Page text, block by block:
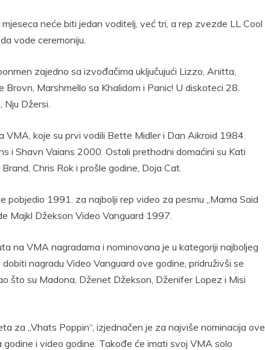
neće biti jedan voditelj, već tri, a rep zvezde LL Cool
vode ceremoniju.
zajedno sa izvođačima uključujući Lizzo, Anitta,
Brovn, Marshmello sa Khalidom i Panic! U diskoteci 28.
Džersi.
VMA, koje su prvi vodili Bette Midler i Dan Aikroid 1984.
i Shavn Vaians 2000. Ostali prethodni domaćini su Kati
Chris Rok i prošle godine, Doja Cat.
pobjedio 1991. za najbolji rep video za pesmu „Mama Said
Majkl Džekson Video Vanguard 1997.
na VMA nagradama i nominovana je u kategoriji najboljeg
nagradu Video Vanguard ove godine, pridruživši se
što su Madona, Dženet Džekson, Dženifer Lopez i Misi
za „Vhats Poppin“, izjednačen je za najviše nominacija ove
godine i video godine. Takođe će imati svoj VMA solo